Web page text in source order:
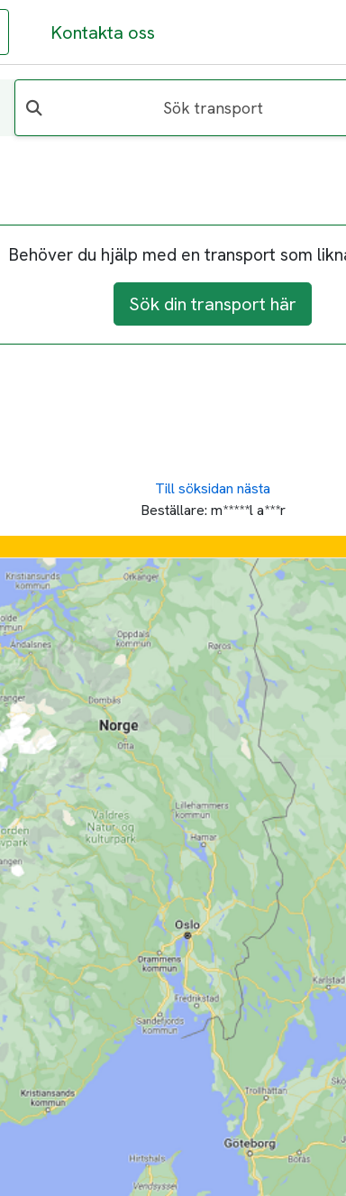
Kontakta oss
Sök transport
Behöver du hjälp med en transport som
Sök din transport här
Till söksidan nästa
Beställare: m*****l a***r